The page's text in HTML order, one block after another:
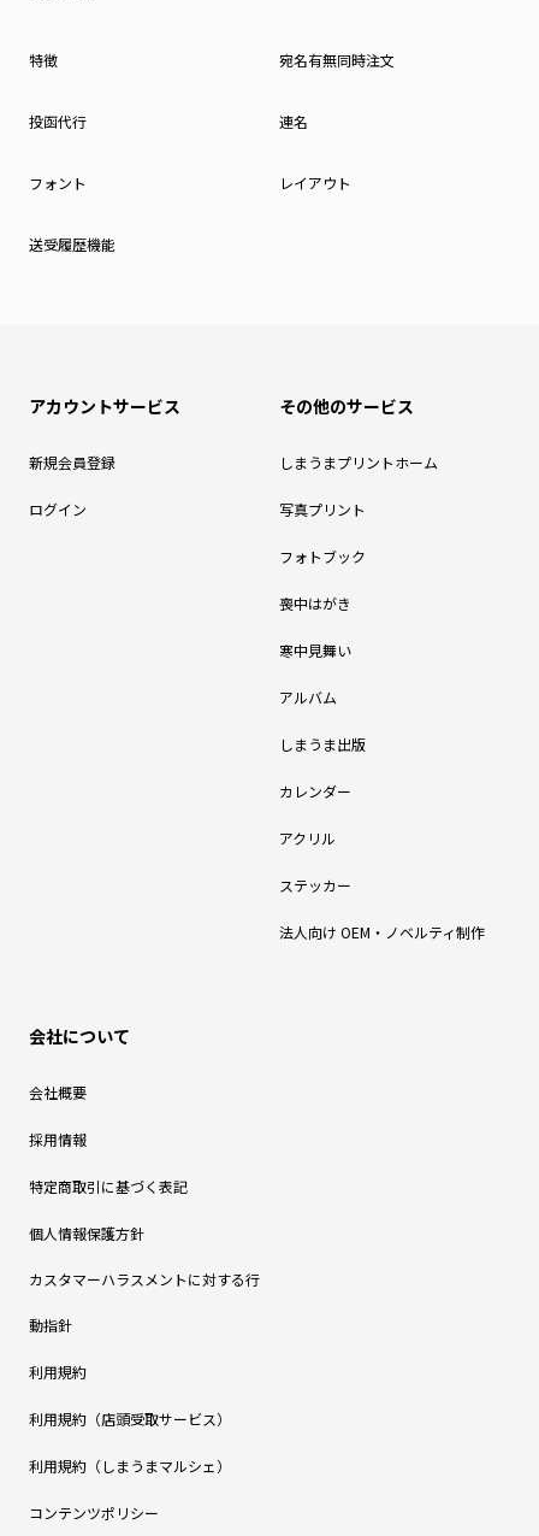
特徴 宛名有無同時注文
投函代行 連名
フォント レイアウト
送受履歴機能
アカウントサービス
新規会員登録
ログイン
その他のサービス
しまうまプリントホーム
写真プリント
フォトブック
喪中はがき
寒中見舞い
アルバム
しまうま出版
カレンダー
アクリル
ステッカー
法人向け OEM・ノベルティ制作
会社について
会社概要
採用情報
特定商取引に基づく表記
個人情報保護方針
カスタマーハラスメントに対する行
動指針
利用規約
利用規約（店頭受取サービス）
利用規約（しまうまマルシェ）
コンテンツポリシー